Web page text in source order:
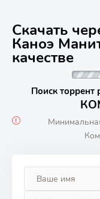
Скачать
Каноэ
качестве
Поиск торрент